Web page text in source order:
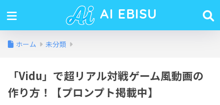
AI EBISU
ホーム 未分類
「Vidu」で超リアル対戦ゲーム風動画の
作り方！【プロンプト掲載中】